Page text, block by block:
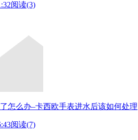
阅读(3)
怎么办–卡西欧手表进水后该如何处理
阅读(7)